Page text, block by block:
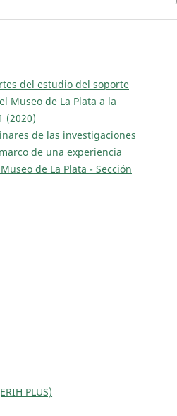
del estudio del soporte
Museo de La Plata a la
(2020)
de las investigaciones
de una experiencia
de La Plata - Sección
PLUS)